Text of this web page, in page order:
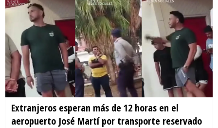
Extranjeros esperan más de 12 horas en el
aeropuerto José Martí por transporte reservado